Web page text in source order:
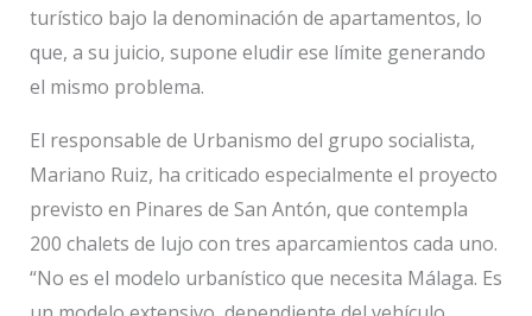
turístico bajo la denominación de apartamentos, lo
que, a su juicio, supone eludir ese límite generando
el mismo problema.
El responsable de Urbanismo del grupo socialista,
Mariano Ruiz, ha criticado especialmente el proyecto
previsto en Pinares de San Antón, que contempla
200 chalets de lujo con tres aparcamientos cada uno.
“No es el modelo urbanístico que necesita Málaga. Es